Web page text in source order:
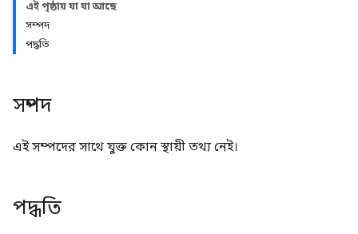
এই পৃষ্ঠায় যা যা আছে
সম্পদ
পদ্ধতি
সম্পদ
এই সম্পদের সাথে যুক্ত কোন স্থায়ী তথ্য নেই।
পদ্ধতি